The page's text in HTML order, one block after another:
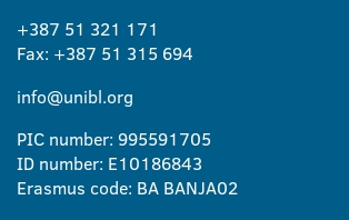
+387 51 321 171
Fax: +387 51 315 694
info@unibl.org
PIC number: 995591705
ID number: E10186843
Erasmus code: BA BANJA02